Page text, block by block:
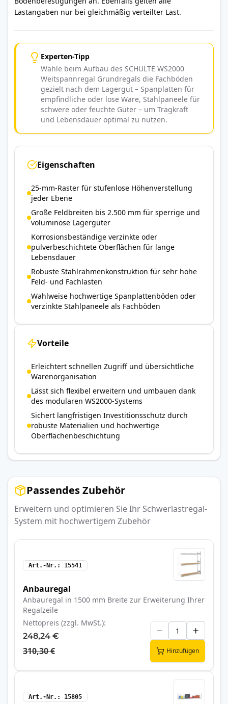
Lastangaben nur bei gleichmäßig verteilter Last.
Experten-Tipp
Wähle beim Aufbau des SCHULTE WS2000
Weitspannregal Grundregals die Fachböden
gezielt nach dem Lagergut – Spanplatten für
empfindliche oder lose Ware, Stahlpaneele für
schwere oder feuchte Güter – um Tragkraft
und Lebensdauer optimal zu nutzen.
Eigenschaften
25-mm-Raster für stufenlose Höhenverstellung
jeder Ebene
Große Feldbreiten bis 2.500 mm für sperrige und
voluminöse Lagergüter
Korrosionsbeständige verzinkte oder
pulverbeschichtete Oberflächen für lange
Lebensdauer
Robuste Stahlrahmenkonstruktion für sehr hohe
Feld- und Fachlasten
Wahlweise hochwertige Spanplattenböden oder
verzinkte Stahlpaneele als Fachböden
Vorteile
Erleichtert schnellen Zugriff und übersichtliche
Warenorganisation
Lässt sich flexibel erweitern und umbauen dank
des modularen WS2000-Systems
Sichert langfristigen Investitionsschutz durch
robuste Materialien und hochwertige
Oberflächenbeschichtung
Passendes Zubehör
Erweitern und optimieren Sie Ihr Schwerlastregal-
System mit hochwertigem Zubehör
Art.-Nr. 15541
Anbauregal
Anbauregal in 1500 mm Breite zur Erweiterung Ihrer
Regalzeile
Nettopreis (zzgl. MwSt.)
248,24 €
310,30 € Hinzufügen
Art.-Nr. 15805